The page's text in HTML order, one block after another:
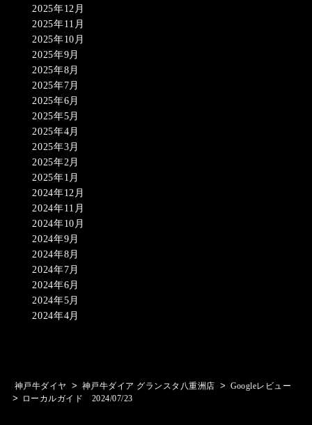
2025年12月
2025年11月
2025年10月
2025年9月
2025年8月
2025年7月
2025年6月
2025年5月
2025年4月
2025年3月
2025年2月
2025年1月
2024年12月
2024年11月
2024年10月
2024年9月
2024年8月
2024年7月
2024年6月
2024年5月
2024年4月
神戸牛ダイヤ > 神戸牛ダイア グランスタ八重洲店 > Googleレビュー
> ローカルガイド 2024/07/23